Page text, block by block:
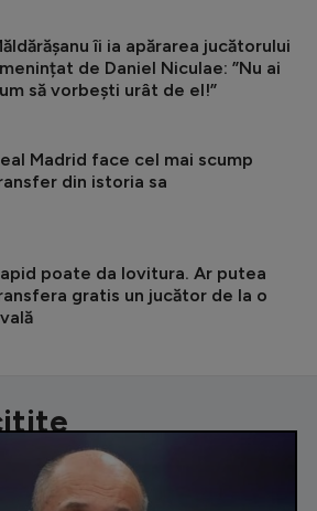
îi ia apărarea jucătorului
de Daniel Niculae: ”Nu ai
să vorbești urât de el!”
Madrid face cel mai scump
din istoria sa
poate da lovitura. Ar putea
gratis un jucător de la o